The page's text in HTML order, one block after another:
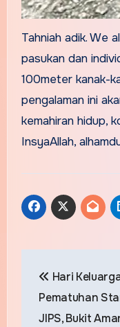
Tahniah adik. We
pasukan dan
100meter kanak-
pengalaman ini
kemahiran hidup,
InsyaAllah,
Hari
Pematuhan
JIPS, Bukit